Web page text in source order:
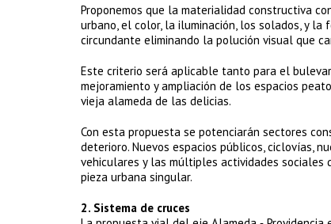
Proponemos que la materialidad constructiva
urbano, el color, la iluminación, los solados, y
circundante eliminando la polución visual que
Este criterio será aplicable tanto para el
mejoramiento y ampliación de los espacios
vieja alameda de las delicias.
Con esta propuesta se potenciarán sectores
deterioro. Nuevos espacios públicos, ciclovías,
vehiculares y las múltiples actividades sociales
pieza urbana singular.
2. Sistema de cruces